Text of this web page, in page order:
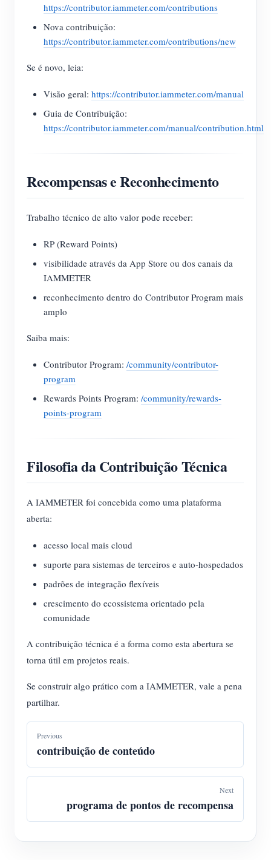
https://contributor.iammeter.com/contributions
Nova contribuição:
https://contributor.iammeter.com/contributions/new
Se é novo, leia:
Visão geral: https://contributor.iammeter.com/manual
Guia de Contribuição:
https://contributor.iammeter.com/manual/contribution.html
Recompensas e Reconhecimento
Trabalho técnico de alto valor pode receber:
RP (Reward Points)
visibilidade através da App Store ou dos canais da
IAMMETER
reconhecimento dentro do Contributor Program mais
amplo
Saiba mais:
Contributor Program: /community/contributor-
program
Rewards Points Program: /community/rewards-
points-program
Filosofia da Contribuição Técnica
A IAMMETER foi concebida como uma plataforma
aberta:
acesso local mais cloud
suporte para sistemas de terceiros e auto-hospedados
padrões de integração flexíveis
crescimento do ecossistema orientado pela
comunidade
A contribuição técnica é a forma como esta abertura se
torna útil em projetos reais.
Se construir algo prático com a IAMMETER, vale a pena
partilhar.
Previous
contribuição de conteúdo
Next
programa de pontos de recompensa